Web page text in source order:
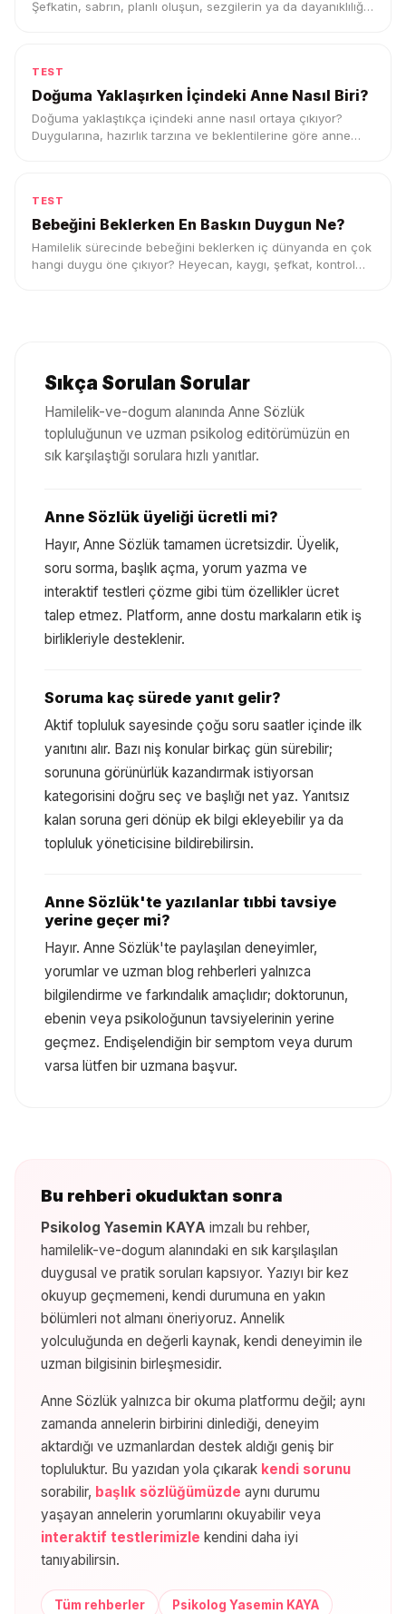
Şefkatin, sabrın, planlı oluşun, sezgilerin ya da dayanıklılığın
TEST
Doğuma Yaklaşırken İçindeki Anne Nasıl Biri?
Doğuma yaklaştıkça içindeki anne nasıl ortaya çıkıyor?
Duygularına, hazırlık tarzına ve beklentilerine göre anne
TEST
Bebeğini Beklerken En Baskın Duygun Ne?
Hamilelik sürecinde bebeğini beklerken iç dünyanda en çok
hangi duygu öne çıkıyor? Heyecan, kaygı, şefkat, kontrol
Sıkça Sorulan Sorular
Hamilelik-ve-dogum alanında Anne Sözlük
topluluğunun ve uzman psikolog editörümüzün en
sık karşılaştığı sorulara hızlı yanıtlar.
Anne Sözlük üyeliği ücretli mi?
Hayır, Anne Sözlük tamamen ücretsizdir. Üyelik,
soru sorma, başlık açma, yorum yazma ve
interaktif testleri çözme gibi tüm özellikler ücret
talep etmez. Platform, anne dostu markaların etik iş
birlikleriyle desteklenir.
Soruma kaç sürede yanıt gelir?
Aktif topluluk sayesinde çoğu soru saatler içinde ilk
yanıtını alır. Bazı niş konular birkaç gün sürebilir;
sorununa görünürlük kazandırmak istiyorsan
kategorisini doğru seç ve başlığı net yaz. Yanıtsız
kalan soruna geri dönüp ek bilgi ekleyebilir ya da
topluluk yöneticisine bildirebilirsin.
Anne Sözlük'te yazılanlar tıbbi tavsiye
yerine geçer mi?
Hayır. Anne Sözlük'te paylaşılan deneyimler,
yorumlar ve uzman blog rehberleri yalnızca
bilgilendirme ve farkındalık amaçlıdır; doktorunun,
ebenin veya psikoloğunun tavsiyelerinin yerine
geçmez. Endişelendiğin bir semptom veya durum
varsa lütfen bir uzmana başvur.
Bu rehberi okuduktan sonra
Psikolog Yasemin KAYA imzalı bu rehber,
hamilelik-ve-dogum alanındaki en sık karşılaşılan
duygusal ve pratik soruları kapsıyor. Yazıyı bir kez
okuyup geçmemeni, kendi durumuna en yakın
bölümleri not almanı öneriyoruz. Annelik
yolculuğunda en değerli kaynak, kendi deneyimin ile
uzman bilgisinin birleşmesidir.
Anne Sözlük yalnızca bir okuma platformu değil; aynı
zamanda annelerin birbirini dinlediği, deneyim
aktardığı ve uzmanlardan destek aldığı geniş bir
topluluktur. Bu yazıdan yola çıkarak kendi sorunu
sorabilir, başlık sözlüğümüzde aynı durumu
yaşayan annelerin yorumlarını okuyabilir veya
interaktif testlerimizle kendini daha iyi
tanıyabilirsin.
Tüm rehberler Psikolog Yasemin KAYA